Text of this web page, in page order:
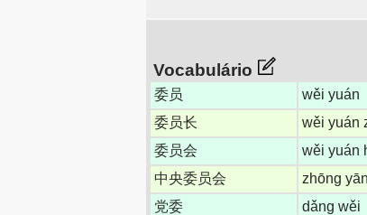
Vocabulário
委员 wěi yuán
委员长
wěi yuán
委员会
wěi yuán
中央委员会
zhōng
党委
dǎng wěi